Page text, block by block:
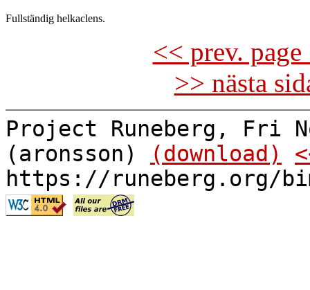
<< prev.
>> nästa
Project Runeberg, Fri
(aronsson)
(download)
https://runeberg.org/